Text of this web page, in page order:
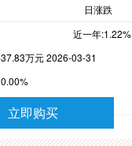
日涨跌
近一年:1.22%
万元 2026-03-31
0.00%
立即购买